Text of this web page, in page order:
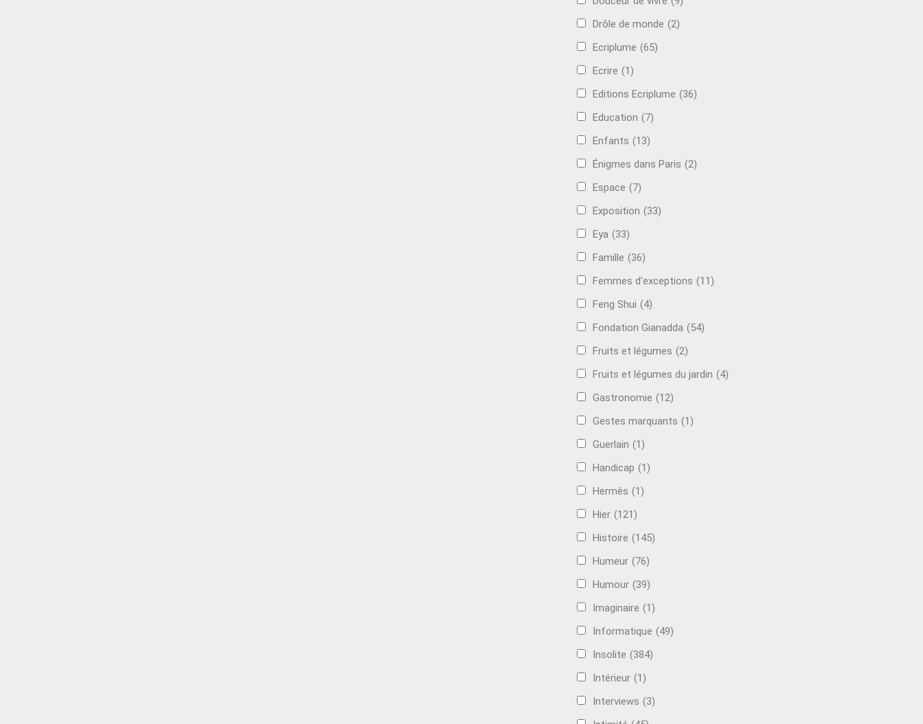
Drôle de monde (2)
Ecriplume (65)
Ecrire (1)
Editions Ecriplume (36)
Education (7)
Enfants (13)
Énigmes dans Paris (2)
Espace (7)
Exposition (33)
Eya (33)
Famille (36)
Femmes d'exceptions (11)
Feng Shui (4)
Fondation Gianadda (54)
Fruits et légumes (2)
Fruits et légumes du jardin (4)
Gastronomie (12)
Gestes marquants (1)
Guerlain (1)
Handicap (1)
Hermès (1)
Hier (121)
Histoire (145)
Humeur (76)
Humour (39)
Imaginaire (1)
Informatique (49)
Insolite (384)
Intérieur (1)
Interviews (3)